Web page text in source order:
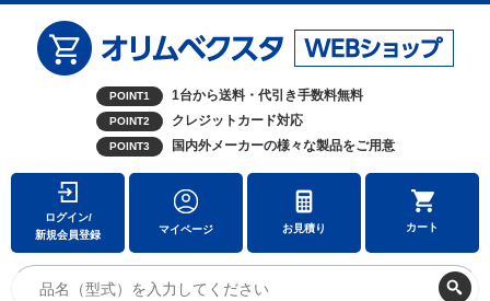
POINT1 1台から送料・代引き手数料無料
POINT2 クレジットカード対応
POINT3 国内外メーカーの様々な製品をご用意
ログイン/
新規会員登録
マイページ お見積り カート